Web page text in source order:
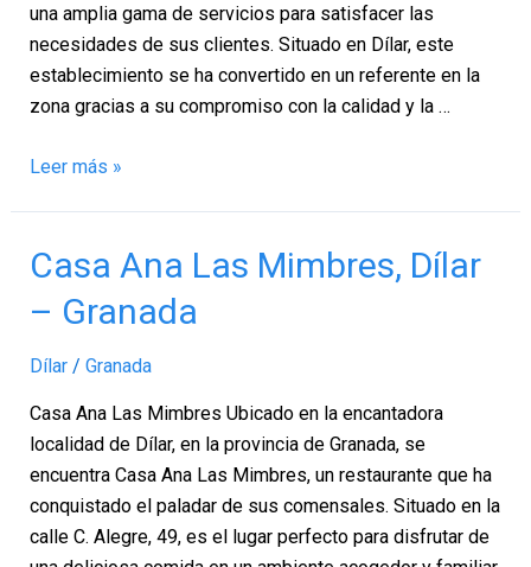
una amplia gama de servicios para satisfacer las
necesidades de sus clientes. Situado en Dílar, este
establecimiento se ha convertido en un referente en la
zona gracias a su compromiso con la calidad y la …
Leer más »
Casa Ana Las Mimbres, Dílar
– Granada
Dílar/ Granada
Casa Ana Las Mimbres Ubicado en la encantadora
localidad de Dílar, en la provincia de Granada, se
encuentra Casa Ana Las Mimbres, un restaurante que ha
conquistado el paladar de sus comensales. Situado en la
calle C. Alegre, 49, es el lugar perfecto para disfrutar de
Casa
Las
Dílar
–
Granada